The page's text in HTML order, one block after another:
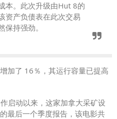
本。此次升级由Hut 8的
资产负债表在此次交易
持强劲。
加了 16％，其运行容量已提高
启动以来，这家加拿大采矿设
最后一个季度报告，该电影共